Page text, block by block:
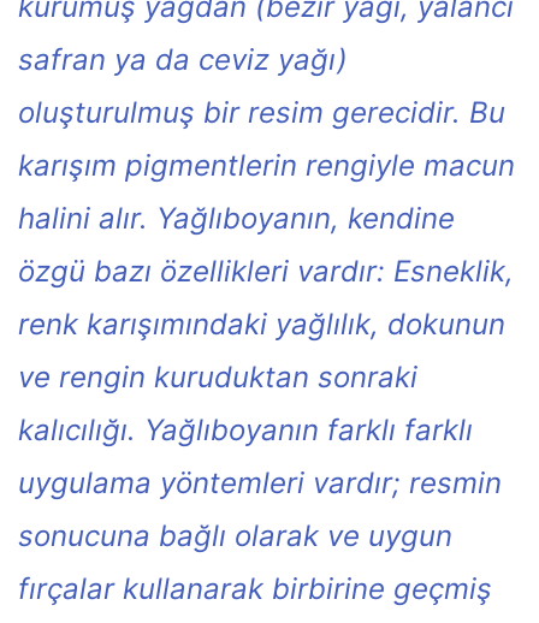
kurumuş yağdan (bezir yağı, yalancı
safran ya da ceviz yağı)
oluşturulmuş bir resim gerecidir. Bu
karışım pigmentlerin rengiyle macun
halini alır. Yağlıboyanın, kendine
özgü bazı özellikleri vardır: Esneklik,
renk karışımındaki yağlılık, dokunun
ve rengin kuruduktan sonraki
kalıcılığı. Yağlıboyanın farklı farklı
uygulama yöntemleri vardır; resmin
sonucuna bağlı olarak ve uygun
fırçalar kullanarak birbirine geçmiş